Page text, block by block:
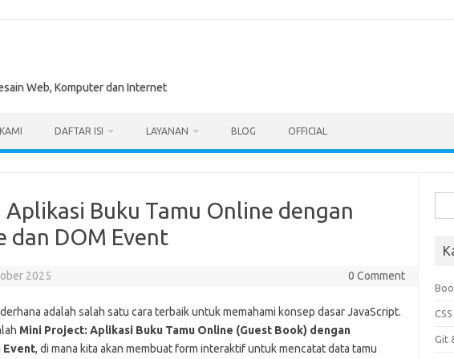
Web, Komputer dan Internet
DAFTAR ISI LAYANAN BLOG OFFICIAL
Buku Tamu Online dengan
dan DOM Event
2025 0 Comment
adalah salah satu cara terbaik untuk memahami konsep dasar JavaScript.
Mini Project: Aplikasi Buku Tamu Online (Guest Book) dengan
Event, di mana kita akan membuat form interaktif untuk mencatat data tamu
for:
CSS
Git